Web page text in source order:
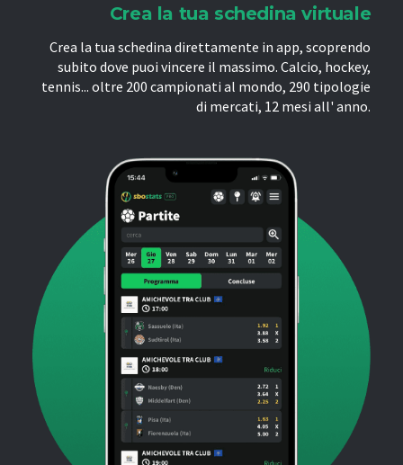
Crea la tua schedina virtuale
Crea la tua schedina direttamente in app, scoprendo
subito dove puoi vincere il massimo. Calcio, hockey,
tennis... oltre 200 campionati al mondo, 290 tipologie
di mercati, 12 mesi all' anno.